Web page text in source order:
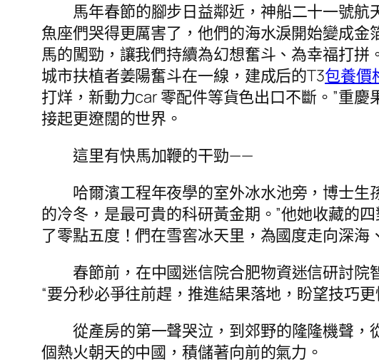
馬年春節的腳步日益鄰近，神船二十一號
魚座們哭得更厲害了，他們的海水淚開始變成
馬的闖勁，讓我們持續為幻想奮斗、為幸福打
城市扶植者姜陽奮斗在一線，建成后的T3包養價
打烊，新動力car 零配件等貨色出口不斷。”重
接起更遼闊的世界。
這里有快馬加鞭的干勁——
哈爾濱工程年夜學的室外冰水池旁，博士
的冷冬，是最可貴的科研黃金期。”他她收藏的
了零點五度！們在雪窖冰天里，為國度走向深海
春節前，在中國迷信院合肥物資迷信研討
“要分秒必爭往前趕，推進結果落地，盼望技巧
從產房的第一聲哭泣，到郊野的隆隆機聲
個熱火朝天的中國，積儲著向前的氣力。